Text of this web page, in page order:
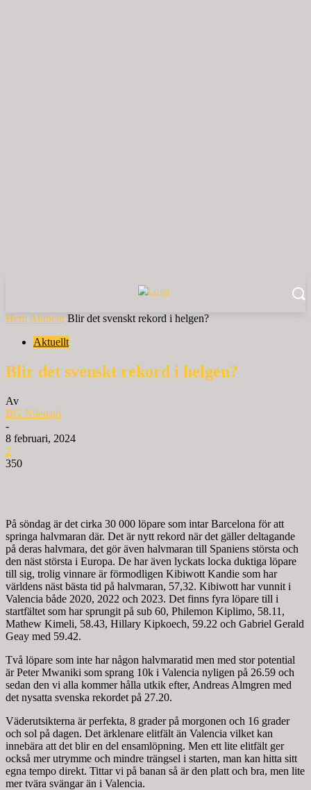
Hem Aktuellt Blir det svenskt rekord i helgen?
Aktuellt
Blir det svenskt rekord i helgen?
Av
BG Nilensjö
-
8 februari, 2024
2
350
På söndag är det cirka 30 000 löpare som intar Barcelona för att
springa halvmaran där. Det är nytt rekord när det gäller deltagande
på deras halvmara, det gör även halvmaran till Spaniens största och
den näst största i Europa. De har även lyckats locka duktiga löpare
till sig, trolig vinnare är förmodligen Kibiwott Kandie som har
världens näst bästa tid på halvmaran, 57,32. Kibiwott har vunnit i
Valencia både 2020, 2022 och 2023. Det finns fyra löpare till i
startfältet som har sprungit på sub 60, Philemon Kiplimo, 58.11,
Mathew Kimeli, 58.43, Hillary Kipkoech, 59.22 och Gabriel Gerald
Geay med 59.42.
Två löpare som inte har någon halvmaratid men med stor potential
är Peter Mwaniki som sprang 10k i Valencia nyligen på 26.59 och
sedan den vi alla kommer hålla utkik efter, Andreas Almgren med
det nysatta svenska rekordet på 27.20.
Väderutsikterna är perfekta, 8 grader på morgonen och 16 grader
och sol på dagen. Det ärklenare elitfält än Valencia vilket kan
innebära att det blir en del ensamlöpning. Men ett lite elitfält ger
också mer utrymme och mindre trängsel i starten, man kan hitta sitt
egna tempo direkt. Tittar vi på banan så är den platt och bra, men lite
mer tvära svängar än i Valencia.